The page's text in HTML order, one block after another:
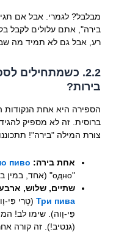
מבלבל? לגמרי. אבל אם
בירה", אתם עלולים לקבל
רע, אבל גם לא תמיד מה
בירות?
הספירה היא אחת הנקודות
ברוסית. זה לא מספיק
צורת המילה "בירה"!
אחת בירה: пиво
"одно" (אחד, במין בינוני) מסתדר יפה עם "пиво".
שתיים, שלוש,
Три пива(טְרִי פִּי-
(גנטיב!). זה קורה אחרי